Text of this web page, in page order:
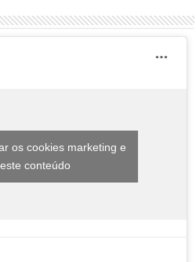
os cookies marketing e
conteúdo